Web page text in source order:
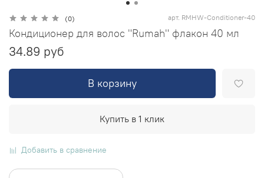
(0) арт. RMHW-Conditioner-40
Кондиционер для волос "Rumah" флакон 40 мл
34.89 руб
В корзину
Купить в 1 клик
Добавить в сравнение